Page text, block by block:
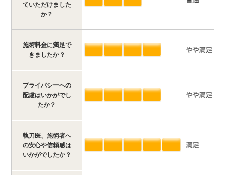
ていただけました
か？
施術料金に満足で
きましたか？
プライバシーへの
配慮はいかがでし
たか？
執刀医、施術者へ
の安心や信頼感は
いかがでしたか？